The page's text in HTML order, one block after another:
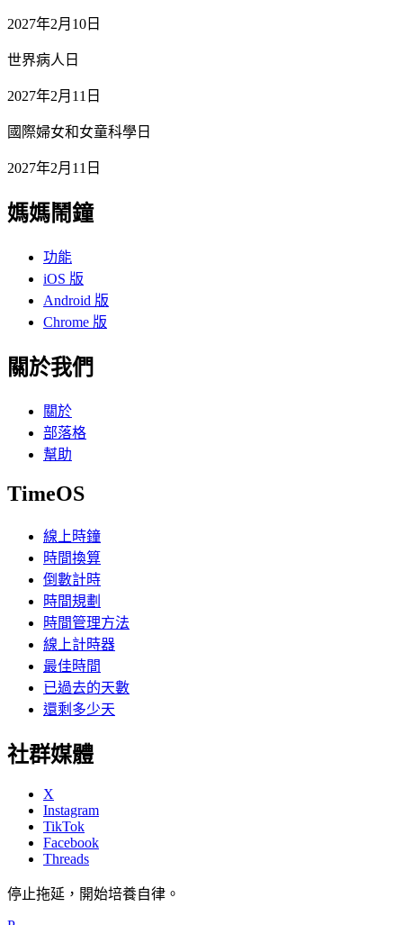
2027年2月10日
世界病人日
2027年2月11日
國際婦女和女童科學日
2027年2月11日
媽媽鬧鐘
功能
iOS 版
Android 版
Chrome 版
關於我們
關於
部落格
幫助
TimeOS
線上時鐘
時間換算
倒數計時
時間規劃
時間管理方法
線上計時器
最佳時間
已過去的天數
還剩多少天
社群媒體
X
Instagram
TikTok
Facebook
Threads
停止拖延，開始培養自律。